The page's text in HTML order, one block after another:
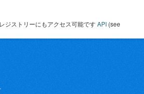
ジストリーにもアクセス可能ですAPI (see